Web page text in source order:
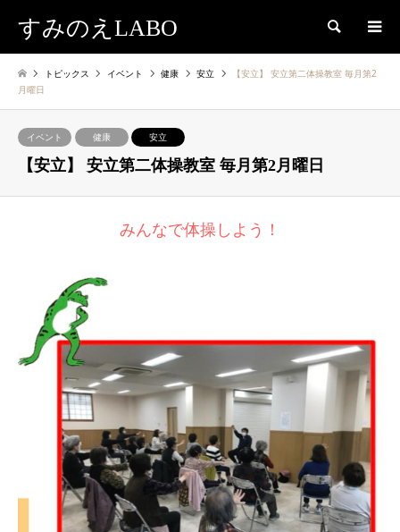
すみのえLABO 検索
トピックス イベント 健康 安立
【安立】 安立第二体操教室 毎月第2
月曜日
イベント 健康 安立
【安立】 安立第二体操教室 毎月第2月曜日
みんなで体操しよう！